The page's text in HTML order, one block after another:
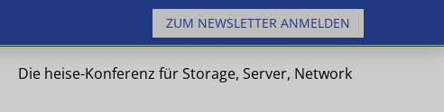
ZUM NEWSLETTER ANMELDEN
Die heise-Konferenz für Storage, Server, Network